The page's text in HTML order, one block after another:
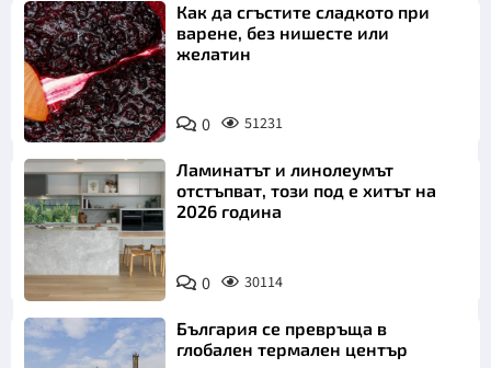
Как да сгъстите сладкото при
варене, без нишесте или
желатин
0 51231
Ламинатът и линолеумът
отстъпват, този под е хитът на
2026 година
0 30114
България се превръща в
глобален термален център